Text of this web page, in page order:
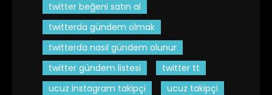
twitter beğeni satın al
twitterda gündem olmak
twitterda nasıl gündem olunur
twitter gündem listesi
twitter tt
ucuz instagram takipçi
ucuz takipçi